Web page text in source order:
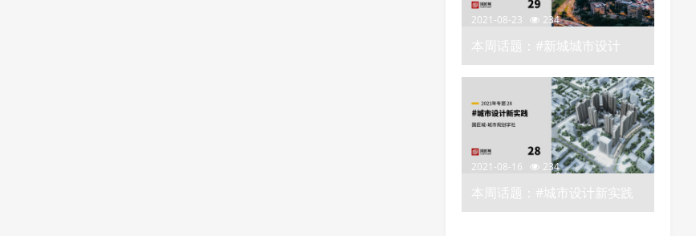
2021-08-23 234
本周话题：#新城城市设计
——城市规划学社知识星球
2021-08-16 234
本周话题：#城市设计新实践
——城市规划学社知识星球